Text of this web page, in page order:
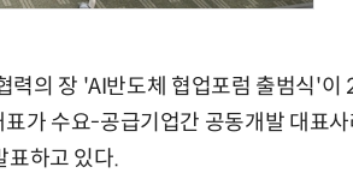
력의 장 'AI반도체 협업포럼 출범식'이
가 수요-공급기업간 공동개발 대표사
표하고 있다.